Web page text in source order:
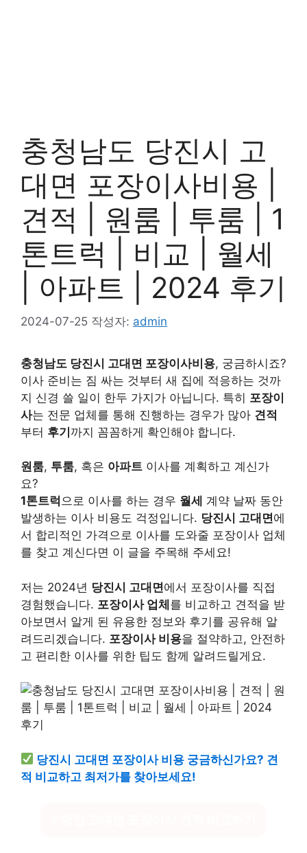
충청남도 당진시 고
대면 포장이사비용 |
견적 | 원룸 | 투룸 | 1
톤트럭 | 비교 | 월세
| 아파트 | 2024 후기
2024-07-25 작성자: admin
충청남도 당진시 고대면 포장이사비용, 궁금하시죠?
이사 준비는 짐 싸는 것부터 새 집에 적응하는 것까
지 신경 쓸 일이 한두 가지가 아닙니다. 특히 포장이
사는 전문 업체를 통해 진행하는 경우가 많아 견적
부터 후기까지 꼼꼼하게 확인해야 합니다.
원룸, 투룸, 혹은 아파트 이사를 계획하고 계신가
요?
1톤트럭 으로 이사를 하는 경우 월세 계약 날짜 동안
발생하는 이사 비용도 걱정입니다. 당진시 고대면에
서 합리적인 가격으로 이사를 도와줄 포장이사 업체
를 찾고 계신다면 이 글을 주목해 주세요!
저는 2024년 당진시 고대면에서 포장이사를 직접
경험했습니다. 포장이사 업체를 비교하고 견적을 받
아보면서 알게 된 유용한 정보와 후기를 공유해 알
려드리겠습니다. 포장이사 비용을 절약하고, 안전하
고 편리한 이사를 위한 팁도 함께 알려드릴게요.
당진시 고대면 포장이사 비용 궁금하신가요? 견
적 비교하고 최저가를 찾아보세요!